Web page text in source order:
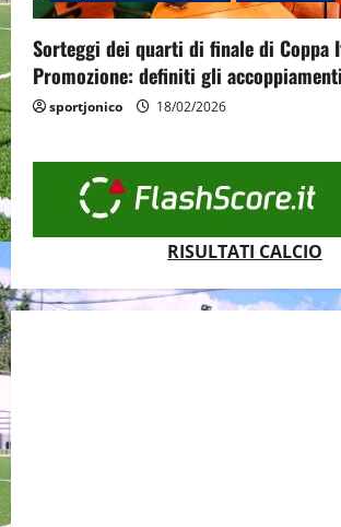
Sorteggi dei quarti di finale di Coppa
Promozione: definiti gli accoppiamenti
sportjonico 18/02/2026
RISULTATI CALCIO